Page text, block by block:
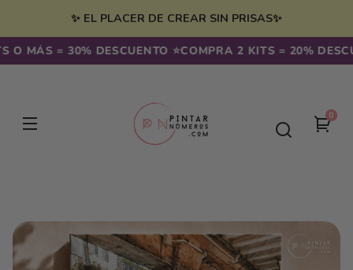
✨ EL PLACER DE CREAR SIN PRISAS✨
MÁS = 30% DESCUENTO ⭐️COMPRA 2 KITS = 20%
Tu
00
directamente
a la
información
del producto